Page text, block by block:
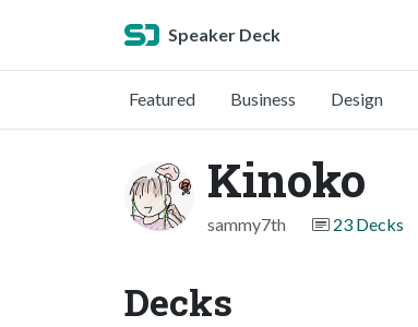
Speaker Deck
Featured Business Design
Kinoko
sammy7th 23 Decks
Decks